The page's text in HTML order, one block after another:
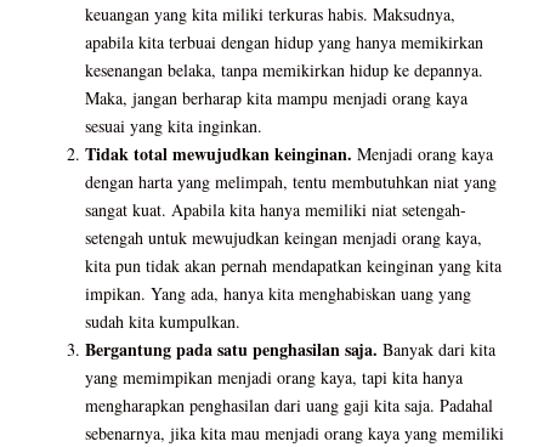
keuangan yang kita miliki terkuras habis. Maksudnya,
apabila kita terbuai dengan hidup yang hanya memikirkan
kesenangan belaka, tanpa memikirkan hidup ke depannya.
Maka, jangan berharap kita mampu menjadi orang kaya
sesuai yang kita inginkan.
Tidak total mewujudkan keinginan. Menjadi orang kaya
dengan harta yang melimpah, tentu membutuhkan niat yang
sangat kuat. Apabila kita hanya memiliki niat setengah-
setengah untuk mewujudkan keingan menjadi orang kaya,
kita pun tidak akan pernah mendapatkan keinginan yang kita
impikan. Yang ada, hanya kita menghabiskan uang yang
sudah kita kumpulkan.
Bergantung pada satu penghasilan saja. Banyak dari kita
yang memimpikan menjadi orang kaya, tapi kita hanya
mengharapkan penghasilan dari uang gaji kita saja. Padahal
sebenarnya, jika kita mau menjadi orang kaya yang memiliki